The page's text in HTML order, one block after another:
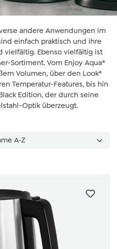
andere Anwendungen im
einfach praktisch und ihre
vielfältig. Ebenso vielfältig ist
Sortiment. Vom Enjoy Aqua®
Volumen, über den Look®
Temperatur-Features, bis hin
Edition, der durch seine
Optik überzeugt.